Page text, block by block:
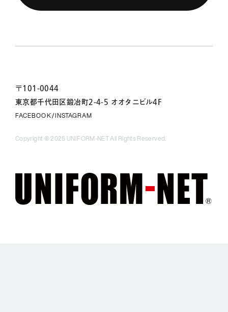
〒101-0044
東京都千代田区鍛冶町2-4-5 オオタニビル4F
FACEBOOK /INSTAGRAM
Copyright © 2025 UNIFORM-NET All Rights Reserved.